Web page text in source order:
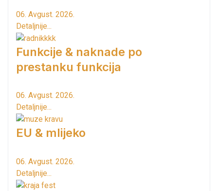
06. Avgust. 2026.
Detaljnije...
Funkcije & naknade po
prestanku funkcija
06. Avgust. 2026.
Detaljnije...
EU & mlijeko
06. Avgust. 2026.
Detaljnije...